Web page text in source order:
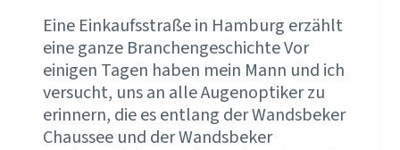
Eine Einkaufsstraße in Hamburg erzählt
eine ganze Branchengeschichte Vor
einigen Tagen haben mein Mann und ich
versucht, uns an alle Augenoptiker zu
erinnern, die es entlang der Wandsbeker
Chaussee und der Wandsbeker